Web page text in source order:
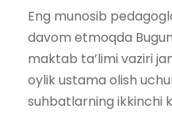
Eng munosib
davom etmoqda
maktab ta’limi vaziri
oylik ustama olish
suhbatlarning ikkinchi